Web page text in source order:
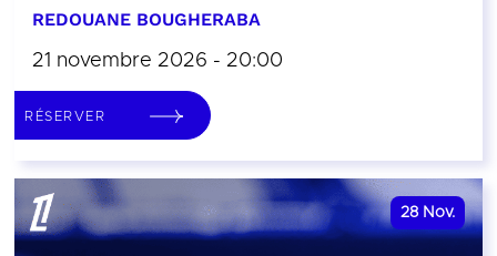
REDOUANE BOUGHERABA
21 novembre 2026 - 20:00
RÉSERVER
28 Nov.